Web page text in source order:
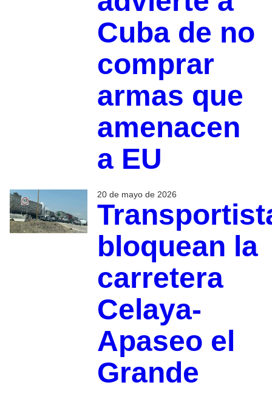
Cuba de no
comprar
armas que
amenacen
a EU
20 de mayo de 2026
bloquean la
carretera
Celaya-
Apaseo el
Grande